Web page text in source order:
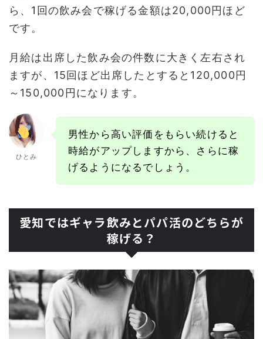
ら、1回の飲み会で稼げる金額は20,000円ほど
です。
月給は出席した飲み会の件数に大きく左右され
ますが、15回ほど出席したとすると120,000円
～150,000円になります。
ひとみ
男性から高い評価をもらい続けると
時給がアップしますから、さらに稼
げるようになるでしょう。
愛知ではギャラ飲みとパパ活のどちらが
稼げる？